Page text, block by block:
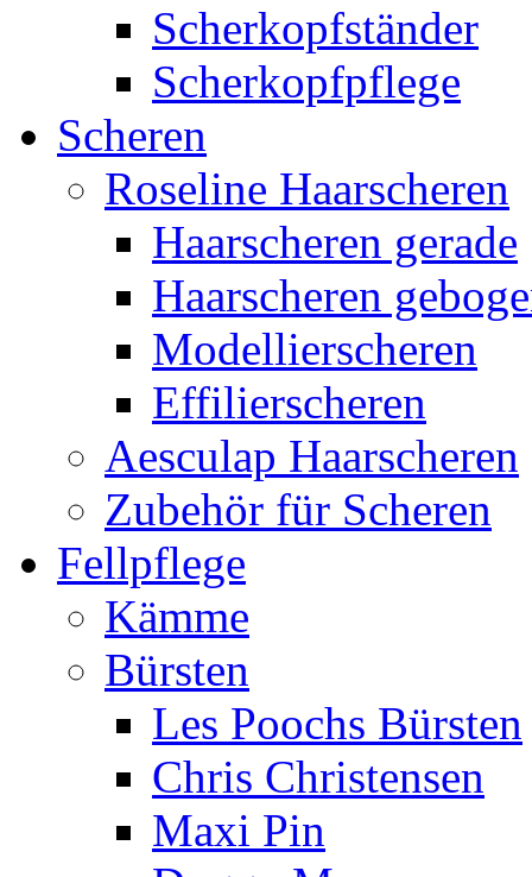
Scherkopfständer
Scherkopfpflege
Scheren
Roseline Haarscheren
Haarscheren gerade
Haarscheren
Modellierscheren
Effilierscheren
Aesculap Haarscheren
Zubehör für Scheren
Fellpflege
Kämme
Bürsten
Les Poochs Bürsten
Chris Christensen
Maxi Pin